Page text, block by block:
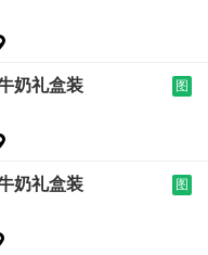
奶礼盒装
图
奶礼盒装
图